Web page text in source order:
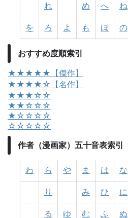
れ め へ ね
を ろ よ も ほ の
おすすめ度順索引
★★★★★【傑作】
★★★★☆【名作】
★★★☆☆
★★☆☆☆
★☆☆☆☆
☆☆☆☆☆
作者（漫画家）五十音表索引
わ ら や ま は な
り み ひ に
る ゆ む ふ ぬ